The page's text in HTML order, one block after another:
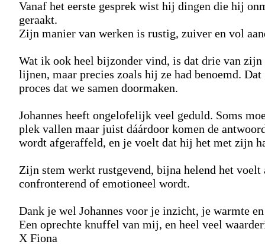
Vanaf het eerste gesprek wist hij dingen die hij
geraakt.
Zijn manier van werken is rustig, zuiver en vol
Wat ik ook heel bijzonder vind, is dat drie van
lijnen, maar precies zoals hij ze had benoemd.
proces dat we samen doormaken.
Johannes heeft ongelofelijk veel geduld. Soms
plek vallen maar juist dáárdoor komen de
wordt afgeraffeld, en je voelt dat hij het met zijn
Zijn stem werkt rustgevend, bijna helend het
confronterend of emotioneel wordt.
Dank je wel Johannes voor je inzicht, je warmte
Een oprechte knuffel van mij, en heel veel
X Fiona